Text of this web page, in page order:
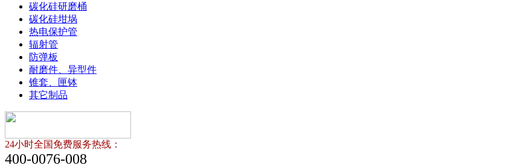
碳化硅研磨桶
碳化硅坩埚
热电保护管
辐射管
防弹板
耐磨件、异型件
锥套、匣钵
其它制品
24小时全国免费服务热线：
400-0076-008